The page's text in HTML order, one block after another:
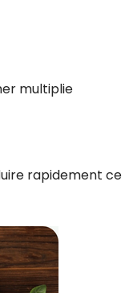
multiplie
rapidement ce